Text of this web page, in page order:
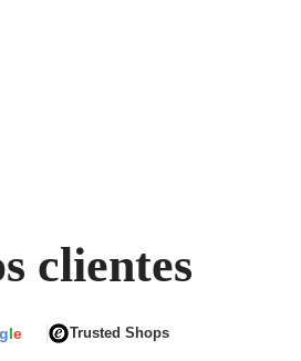
clientes
gle Trusted Shops